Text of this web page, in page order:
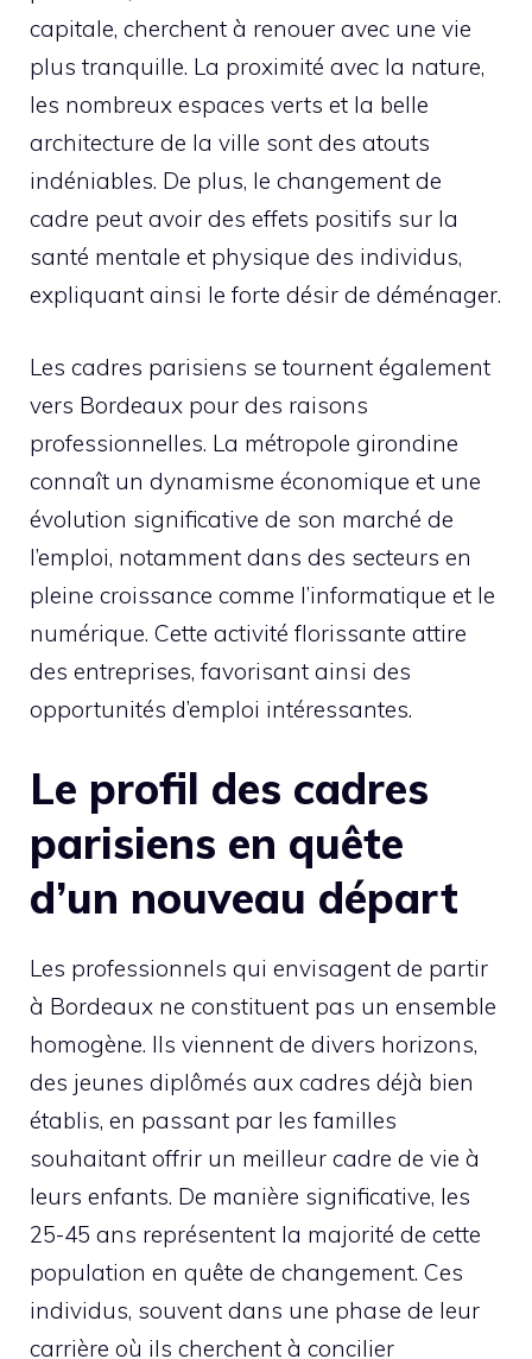
capitale, cherchent à renouer avec une vie
plus tranquille. La proximité avec la nature,
les nombreux espaces verts et la belle
architecture de la ville sont des atouts
indéniables. De plus, le changement de
cadre peut avoir des effets positifs sur la
santé mentale et physique des individus,
expliquant ainsi le forte désir de déménager.
Les cadres parisiens se tournent également
vers Bordeaux pour des raisons
professionnelles. La métropole girondine
connaît un dynamisme économique et une
évolution significative de son marché de
l’emploi, notamment dans des secteurs en
pleine croissance comme l’informatique et le
numérique. Cette activité florissante attire
des entreprises, favorisant ainsi des
opportunités d’emploi intéressantes.
Le profil des cadres
parisiens en quête
d’un nouveau départ
Les professionnels qui envisagent de partir
à Bordeaux ne constituent pas un ensemble
homogène. Ils viennent de divers horizons,
des jeunes diplômés aux cadres déjà bien
établis, en passant par les familles
souhaitant offrir un meilleur cadre de vie à
leurs enfants. De manière significative, les
25-45 ans représentent la majorité de cette
population en quête de changement. Ces
individus, souvent dans une phase de leur
carrière où ils cherchent à concilier